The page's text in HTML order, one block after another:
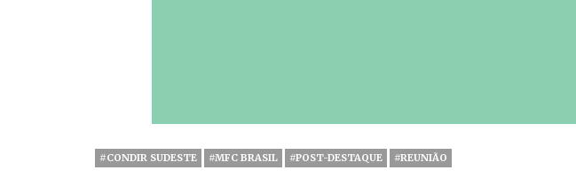
#CONDIR SUDESTE #MFC BRASIL #POST-DESTAQUE #REUNIÃO